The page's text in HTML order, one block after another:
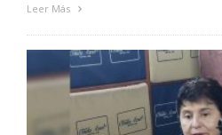
Leer Más